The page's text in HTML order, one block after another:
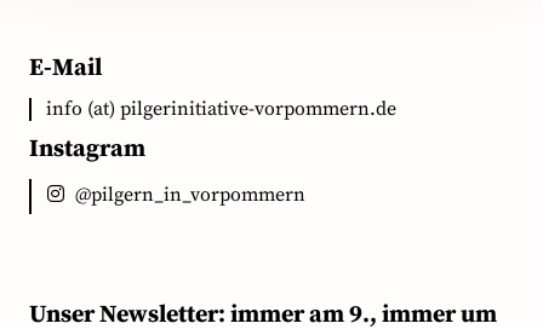
E-Mail
info (at) pilgerinitiative-vorpommern.de
Instagram
@pilgern_in_vorpommern
Unser Newsletter: immer am 9., immer um